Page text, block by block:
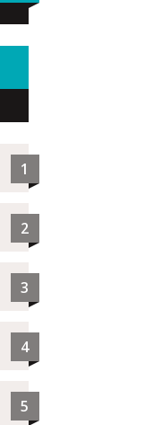
1
2
3
4
5